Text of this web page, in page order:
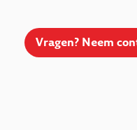
Vragen? Neem